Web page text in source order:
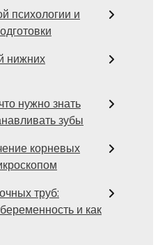
психологии и
нижних
нужно знать
зубы
корневых
труб:
и как